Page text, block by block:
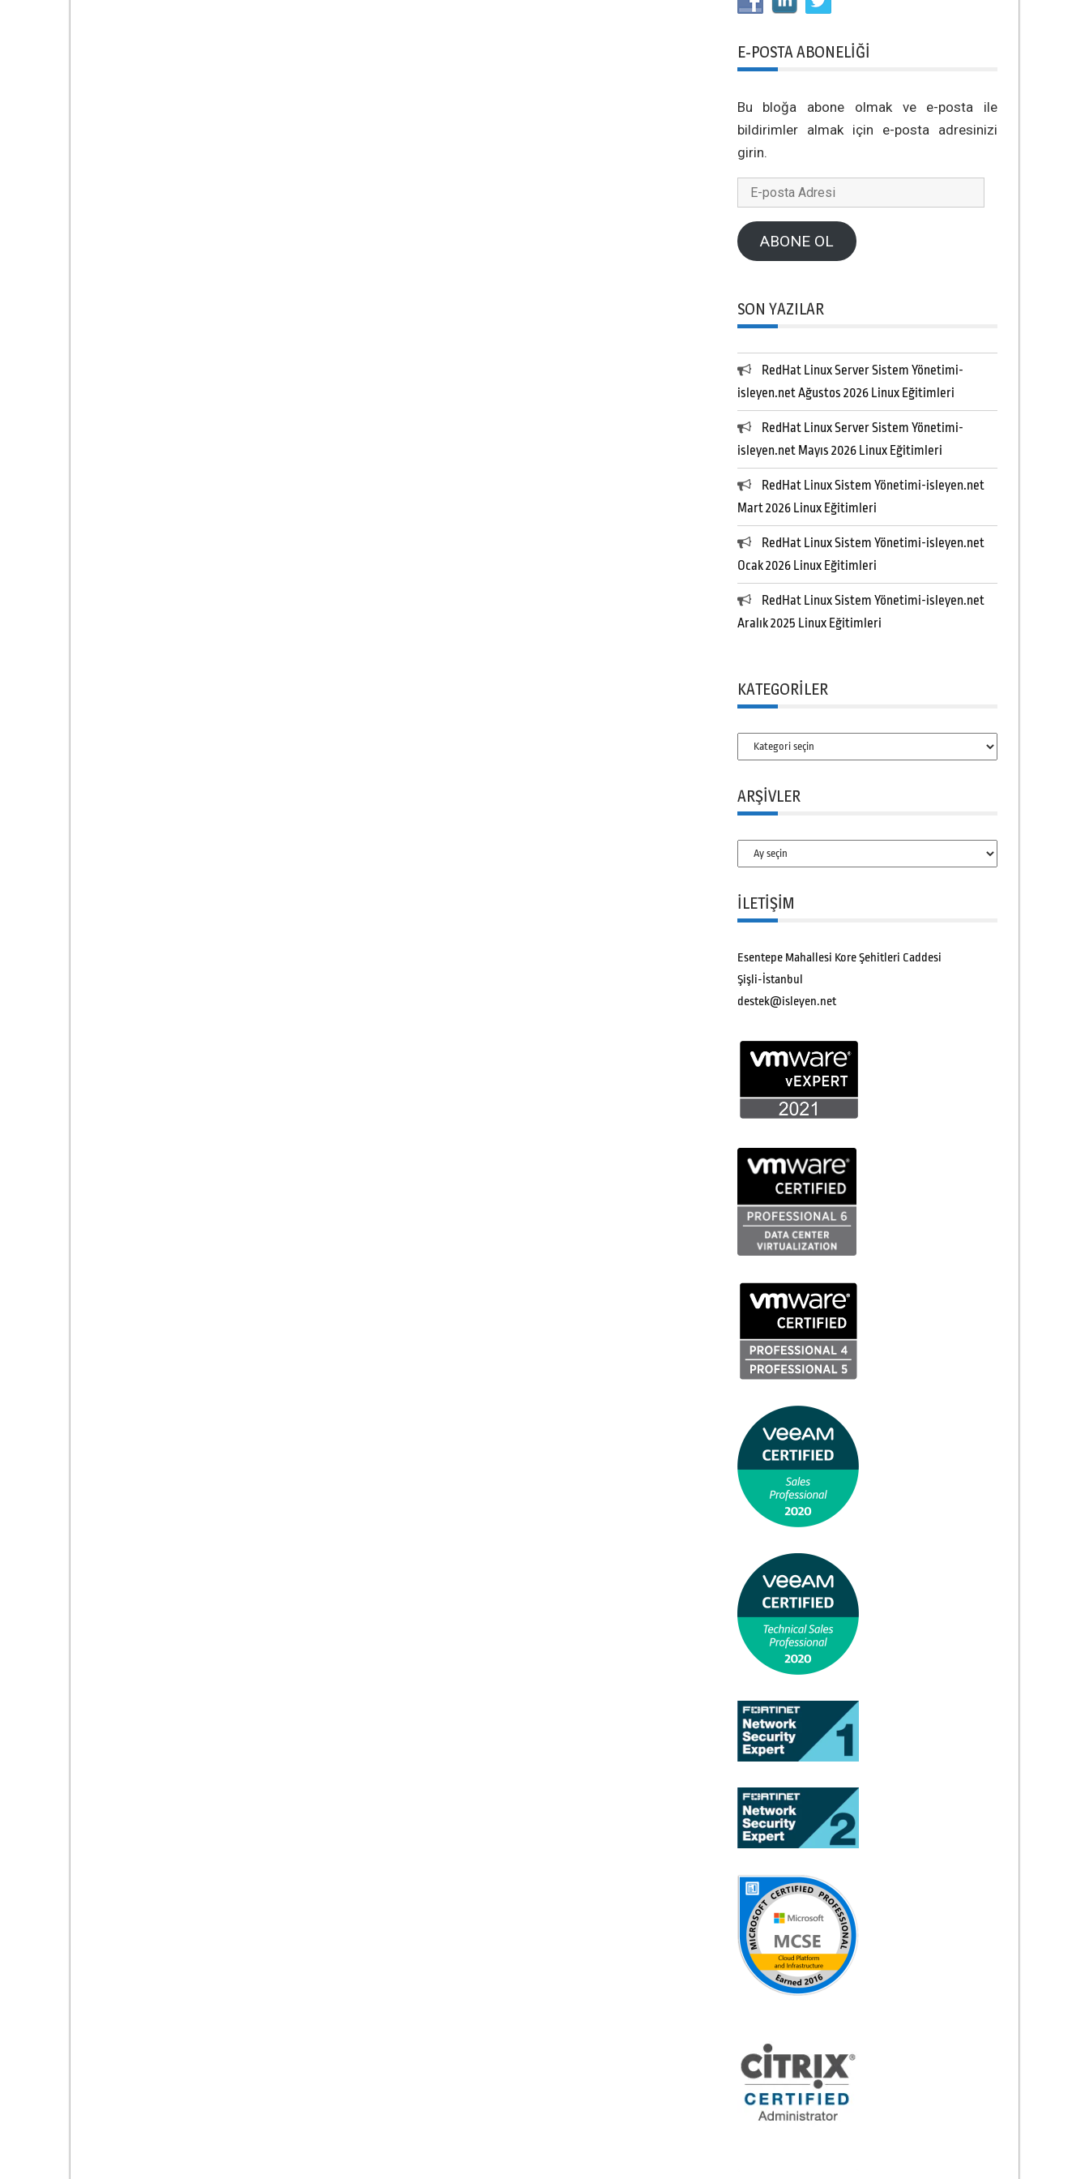
E-POSTA ABONELIĞI
Bu bloğa abone olmak ve e-posta ile
bildirimler almak için e-posta adresinizi
girin.
posta
AdresiABONE OL
SON YAZILAR
RedHat Linux Server Sistem Yönetimi-
isleyen.net Ağustos 2026 Linux Eğitimleri
RedHat Linux Server Sistem Yönetimi-
isleyen.net Mayıs 2026 Linux Eğitimleri
RedHat Linux Sistem Yönetimi-isleyen.net
Mart 2026 Linux Eğitimleri
RedHat Linux Sistem Yönetimi-isleyen.net
Ocak 2026 Linux Eğitimleri
RedHat Linux Sistem Yönetimi-isleyen.net
Aralık 2025 Linux Eğitimleri
KATEGORILER
Kategoriler
ARŞIVLER
Arşivler
İLETİŞİM
Esentepe Mahallesi Kore Şehitleri Caddesi
Şişli-İstanbul
destek@isleyen.net